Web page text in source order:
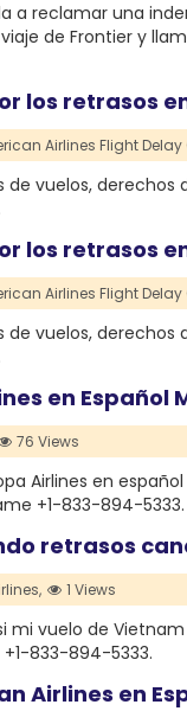
a reclamar una
de Frontier y
los retrasos
Airlines Flight
vuelos, derechos
los retrasos
Airlines Flight
vuelos, derechos
en Español
76 Views
Airlines en
+1-833-894-5333.
retrasos
1 Views
vuelo de
833-894-5333.
Airlines en